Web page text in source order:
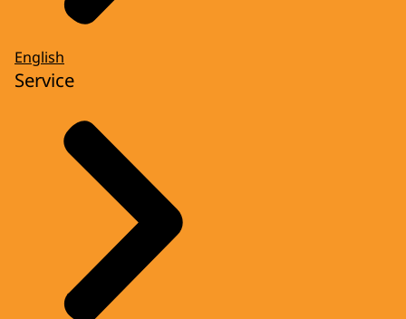
English
Service